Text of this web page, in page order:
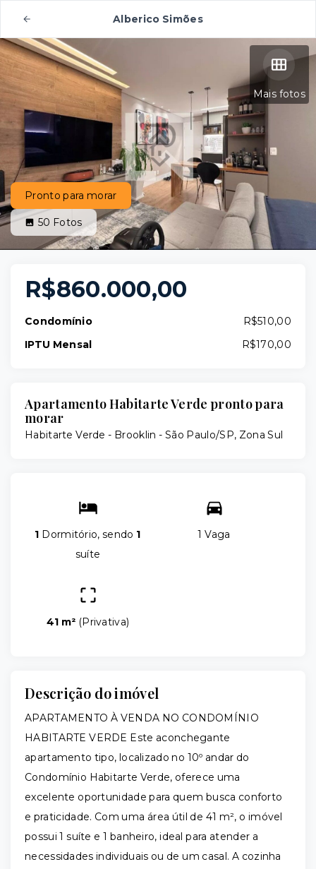
Alberico Simões
Mais fotos
Pronto para morar
50 Fotos
R$860.000,00
Condomínio
R$510,00
IPTU Mensal
R$170,00
Apartamento Habitarte Verde pronto para
morar
Habitarte Verde - Brooklin - São Paulo/SP, Zona Sul
1 Dormitório, sendo 1
suíte
1 Vaga
41 m² (Privativa)
Descrição do imóvel
APARTAMENTO À VENDA NO CONDOMÍNIO
HABITARTE VERDE Este aconchegante
apartamento tipo, localizado no 10º andar do
Condomínio Habitarte Verde, oferece uma
excelente oportunidade para quem busca conforto
e praticidade. Com uma área útil de 41 m², o imóvel
possui 1 suíte e 1 banheiro, ideal para atender a
necessidades individuais ou de um casal. A cozinha